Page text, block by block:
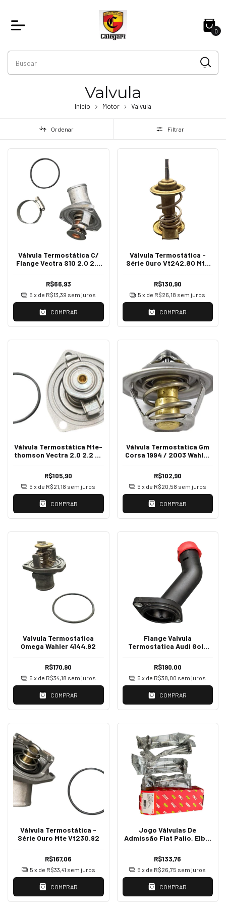
0
Valvula
Início Motor Valvula
Ordenar Filtrar
Válvula Termostática C/
Flange Vectra S10 2.0 2.2
R$66,93
5 x de R$13,39 sem juros
COMPRAR
Válvula Termostática -
Série Ouro Vt242.80 Mte
R$130,90
5 x de R$26,18 sem juros
COMPRAR
Válvula Termostática Mte-
thomson Vectra 2.0 2.2 8v
R$105,90
5 x de R$21,18 sem juros
COMPRAR
Válvula Termostatica Gm
Corsa 1994 / 2003 Wahler
R$102,90
5 x de R$20,58 sem juros
COMPRAR
Valvula Termostatica
Omega Wahler 4144.92
R$170,90
5 x de R$34,18 sem juros
COMPRAR
Flange Valvula
Termostatica Audi Golf
R$190,00
5 x de R$38,00 sem juros
COMPRAR
Válvula Termostática -
Série Ouro Mte Vt230.92
R$167,06
5 x de R$33,41 sem juros
COMPRAR
Jogo Válvulas De
Admissão Fiat Palio, Elba,
R$133,76
5 x de R$26,75 sem juros
COMPRAR